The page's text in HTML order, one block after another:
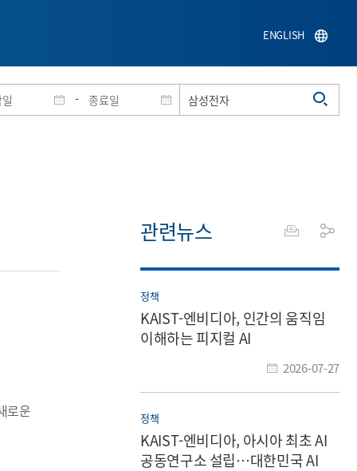
-
ENGLISH
로운
관련뉴스
정책
KAIST-엔비디아, 인간의 움직임
이해하는 피지컬 AI
2026-07-27
정책
KAIST-엔비디아, 아시아 최초 AI
공동연구소 설립…대한민국 AI